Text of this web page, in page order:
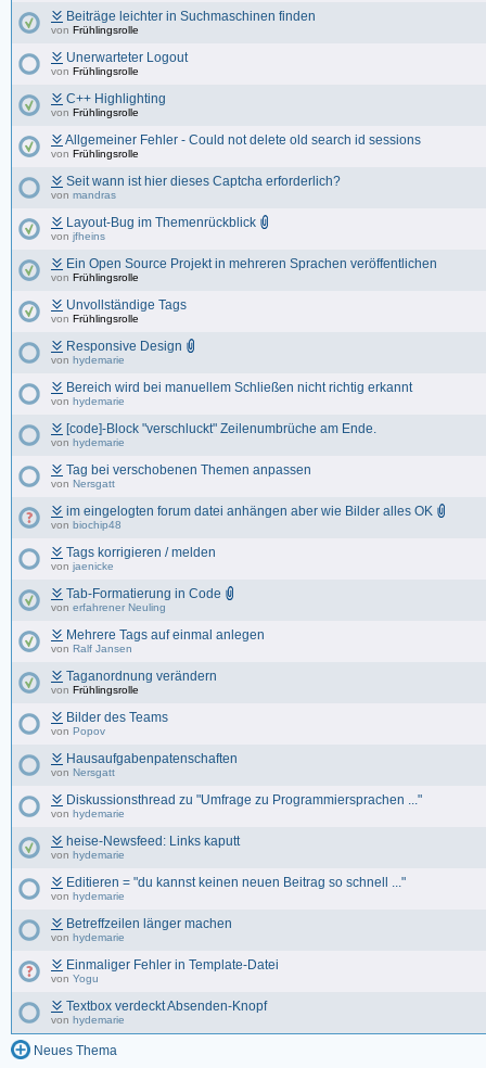
Beiträge leichter in Suchmaschinen finden
von Frühlingsrolle
Unerwarteter Logout
von Frühlingsrolle
C++ Highlighting
von Frühlingsrolle
Allgemeiner Fehler - Could not delete old search id sessions
von Frühlingsrolle
Seit wann ist hier dieses Captcha erforderlich?
von mandras
Layout-Bug im Themenrückblick
von jfheins
Ein Open Source Projekt in mehreren Sprachen veröffentlichen
von Frühlingsrolle
Unvollständige Tags
von Frühlingsrolle
Responsive Design
von hydemarie
Bereich wird bei manuellem Schließen nicht richtig erkannt
von hydemarie
[code]-Block "verschluckt" Zeilenumbrüche am Ende.
von hydemarie
Tag bei verschobenen Themen anpassen
von Nersgatt
im eingelogten forum datei anhängen aber wie Bilder alles OK
von biochip48
Tags korrigieren / melden
von jaenicke
Tab-Formatierung in Code
von erfahrener Neuling
Mehrere Tags auf einmal anlegen
von Ralf Jansen
Taganordnung verändern
von Frühlingsrolle
Bilder des Teams
von Popov
Hausaufgabenpatenschaften
von Nersgatt
Diskussionsthread zu "Umfrage zu Programmiersprachen ..."
von hydemarie
heise-Newsfeed: Links kaputt
von hydemarie
Editieren = "du kannst keinen neuen Beitrag so schnell ..."
von hydemarie
Betreffzeilen länger machen
von hydemarie
Einmaliger Fehler in Template-Datei
von Yogu
Textbox verdeckt Absenden-Knopf
von hydemarie
Neues Thema